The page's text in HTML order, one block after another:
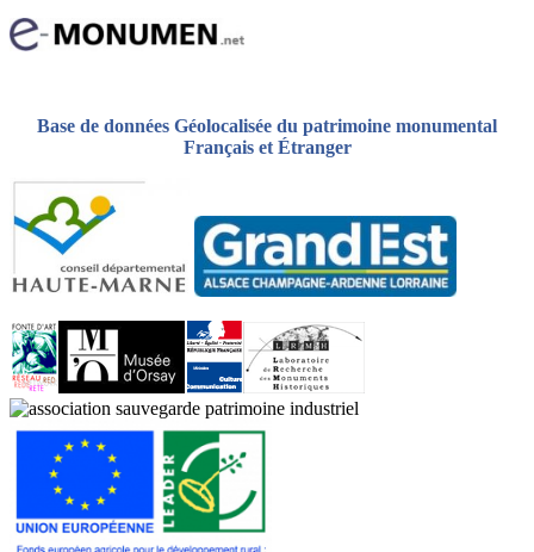
Base de données Géolocalisée du patrimoine monumental
Français et Étranger